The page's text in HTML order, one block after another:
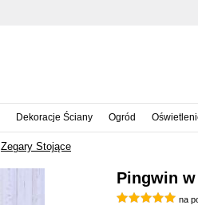
Dekoracje Ściany Ogród
Zegary Stojące
Pingwin
na